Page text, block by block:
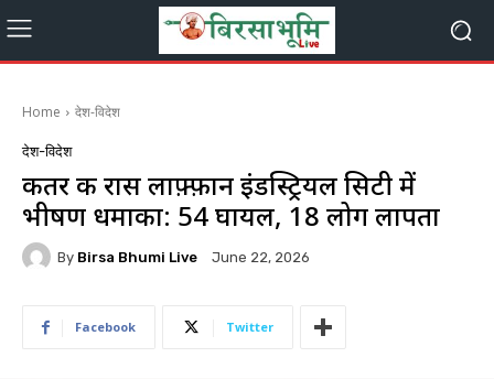
Home देश-विदेश
देश-विदेश
कतर की रास लाफ़्फ़ान इंडस्ट्रियल सिटी में
भीषण धमाका: 54 घायल, 18 लोग लापता
By Birsa Bhumi Live June 22, 2026
Facebook Twitter